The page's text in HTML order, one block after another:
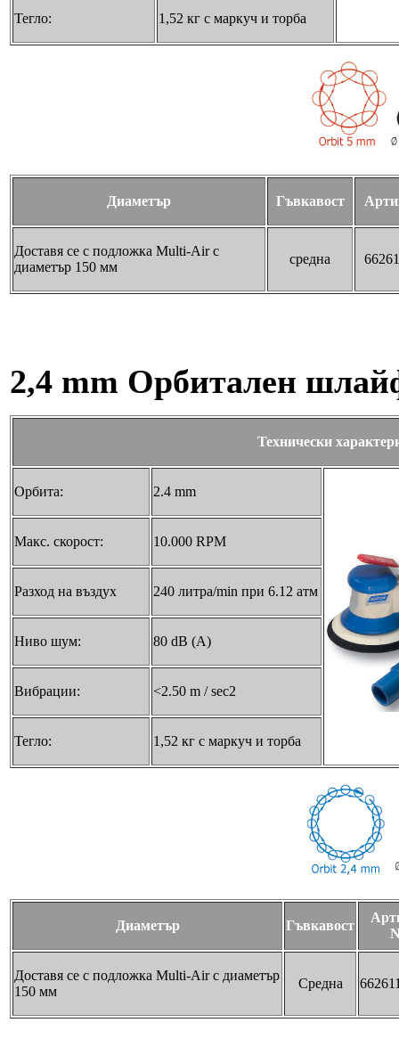
Тегло: 1,52 кг с маркуч и торба
Диаметър Гъвкавост
Доставя се с подложка Multi-Air с
диаметър 150 мм
средна
2,4 mm Орбитален
Технически
Орбита: 2.4 mm
Макс. скорост: 10.000 RPM
Разход на въздух 240 литра/min при 6.12 aтм
Ниво шум: 80 dB (A)
Вибрации: <2.50 m / sec2
Тегло: 1,52 кг с маркуч и торба
Диаметър Гъвкавост
Доставя се с подложка Multi-Air с диаметър
150 мм
Средна